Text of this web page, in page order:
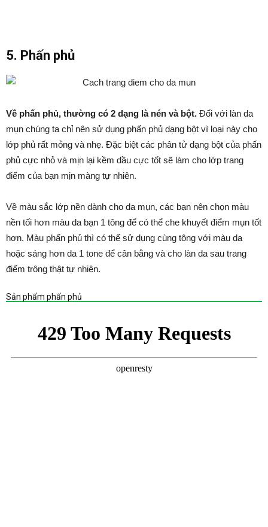
5. Phấn phủ
Về phấn phủ, thường có 2 dạng là nén và bột. Đối với làn da
mụn chúng ta chỉ nên sử dụng phấn phủ dạng bột vì loại này cho
lớp phủ rất mỏng và nhẹ. Đặc biệt các phân tử dạng bột của phấn
phủ cực nhỏ và mịn lại kềm dầu cực tốt sẽ làm cho lớp trang
điểm của bạn mịn màng tự nhiên.
Về màu sắc lớp nền dành cho da mụn, các bạn nên chọn màu
nền tối hơn màu da bạn 1 tông để có thể che khuyết điểm mụn tốt
hơn. Màu phấn phủ thì có thể sử dụng cùng tông với màu da
hoặc sáng hơn da 1 tone để cân bằng và cho làn da sau trang
điểm trông thật tự nhiên.
Sản phẩm phấn phủ